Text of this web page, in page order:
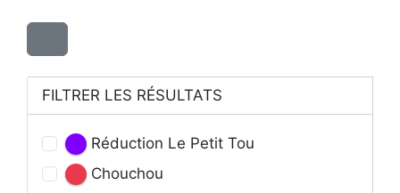
FILTRER LES RÉSULTATS
Réduction Le Petit Tou
Chouchou